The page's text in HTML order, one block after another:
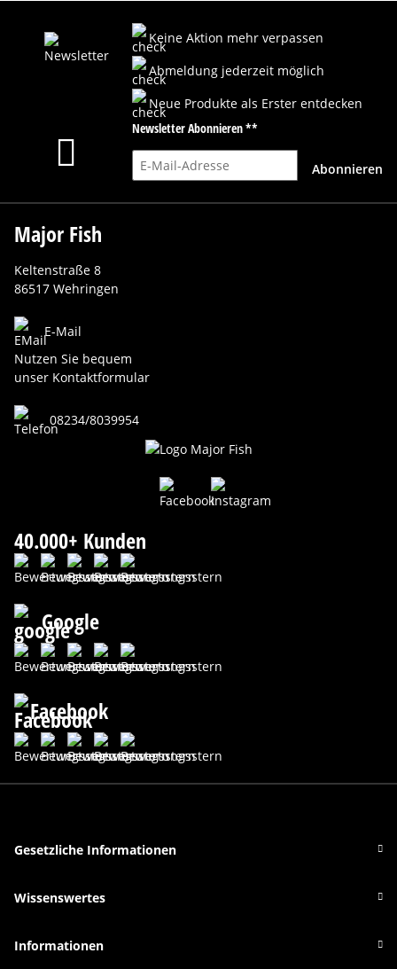
Keine Aktion mehr verpassen
Abmeldung jederzeit möglich
Neue Produkte als Erster entdecken
Newsletter Abonnieren **
E-Mail-Adresse
Abonnieren
Major Fish
Keltenstraße 8
86517 Wehringen
E-Mail
Nutzen Sie bequem
unser Kontaktformular
08234/8039954
40.000+ Kunden
Google
Facebook
Gesetzliche Informationen
Wissenswertes
Informationen